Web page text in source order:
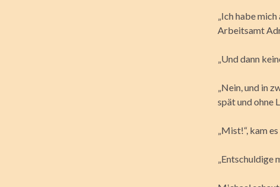
„Ich habe
Arbeitsamt
„Und dann
„Nein, und in
spät und ohne
„Mist!“, kam
„Entschuldige